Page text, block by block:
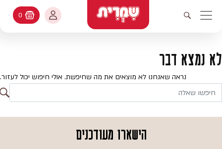
ניווט ראשי
פתיחת חיפוש
עולמות האפיה
מתכונים
קטלוג המוצרים
החשבון שלי
החשבון שלי
היסטורית הזמנות
עדכן סיסמה
עגלת קניות
0
לא נמצא דבר
נראה שאנחנו לא מוצאים את מה שחיפשת. אולי חיפוש יכול לעזור.
הישארו מעודכנים